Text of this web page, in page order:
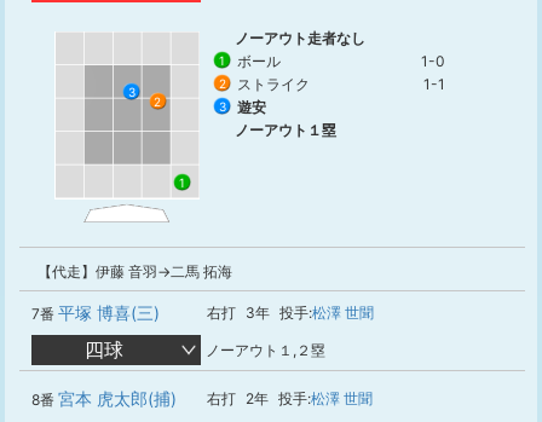
1
2
3
ノーアウト走者なし
1 ボール 1-0
2 ストライク 1-1
3
遊安
ノーアウト１塁
【代走】伊藤 音羽→二馬 拓海
7番 平塚 博喜(三) 右打 3年 投手:松澤 世聞
四球 ノーアウト１,２塁
8番 宮本 虎太郎(捕) 右打 2年 投手:松澤 世聞